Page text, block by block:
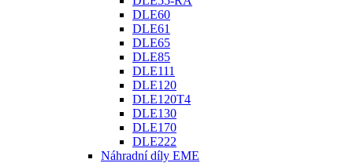
DLE60
DLE61
DLE65
DLE85
DLE111
DLE120
DLE120T4
DLE130
DLE170
DLE222
Náhradní díly EME